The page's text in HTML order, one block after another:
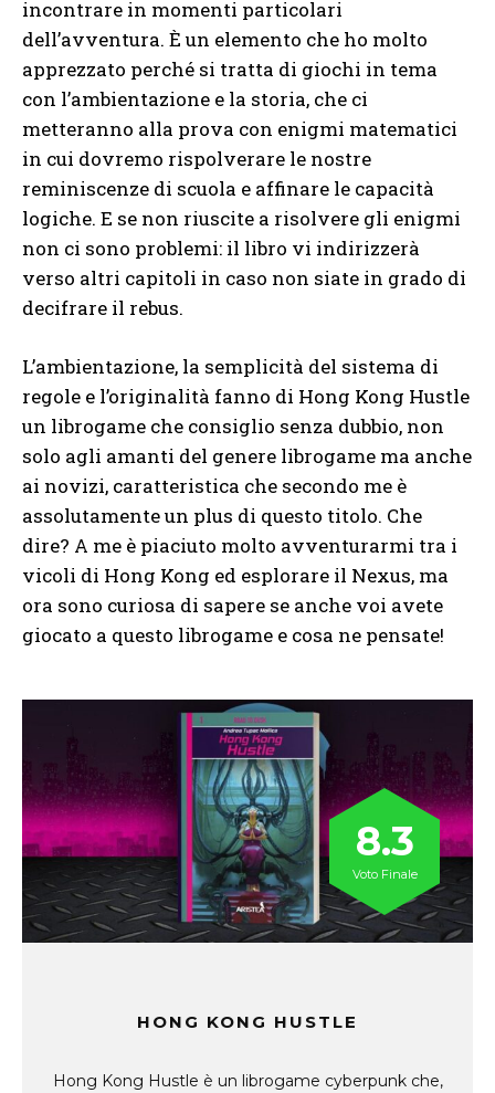
incontrare in momenti particolari
dell’avventura. È un elemento che ho molto
apprezzato perché si tratta di giochi in tema
con l’ambientazione e la storia, che ci
metteranno alla prova con enigmi matematici
in cui dovremo rispolverare le nostre
reminiscenze di scuola e affinare le capacità
logiche. E se non riuscite a risolvere gli enigmi
non ci sono problemi: il libro vi indirizzerà
verso altri capitoli in caso non siate in grado di
decifrare il rebus.
L’ambientazione, la semplicità del sistema di
regole e l’originalità fanno di Hong Kong Hustle
un librogame che consiglio senza dubbio, non
solo agli amanti del genere librogame ma anche
ai novizi, caratteristica che secondo me è
assolutamente un plus di questo titolo. Che
dire? A me è piaciuto molto avventurarmi tra i
vicoli di Hong Kong ed esplorare il Nexus, ma
ora sono curiosa di sapere se anche voi avete
giocato a questo librogame e cosa ne pensate!
HONG KONG HUSTLE
Hong Kong Hustle è un librogame cyberpunk che,
8.3
Voto Finale